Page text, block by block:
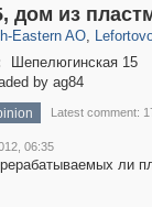
дом из
Eastern AO
197
,
2,931 80
Шепелюгинская 15
by ag84
Latest comment:
06:35
ли